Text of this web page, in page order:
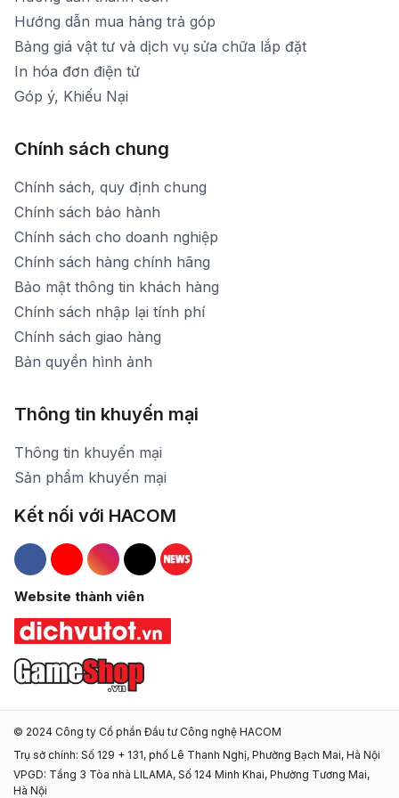
Hướng dẫn mua hàng trả góp
Bảng giá vật tư và dịch vụ sửa chữa lắp đặt
In hóa đơn điện tử
Góp ý, Khiếu Nại
Chính sách chung
Chính sách, quy định chung
Chính sách bảo hành
Chính sách cho doanh nghiệp
Chính sách hàng chính hãng
Bảo mật thông tin khách hàng
Chính sách nhập lại tính phí
Chính sách giao hàng
Bản quyền hình ảnh
Thông tin khuyến mại
Thông tin khuyến mại
Sản phẩm khuyến mại
Kết nối với HACOM
Hacom Facebook
Hacom YouTube
Hacom Instagram
Hacom TikTok
Website thành viên
© 2024 Công ty Cổ phần Đầu tư Công nghệ HACOM
Trụ sở chính: Số 129 + 131, phố Lê Thanh Nghị, Phường Bạch Mai, Hà Nội
VPGD: Tầng 3 Tòa nhà LILAMA, Số 124 Minh Khai, Phường Tương Mai,
Hà Nội